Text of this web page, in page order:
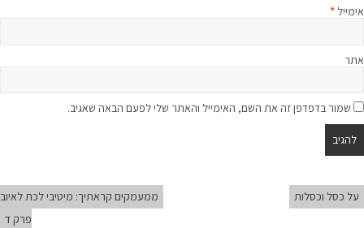
אימייל *
אתר
שמור בדפדפן זה את השם, האימייל והאתר שלי לפעם הבאה שאגיב.
על כסל וכסלות
ממעמקים קראתיך: מיטיבי לכת לאיוב
פרק ד